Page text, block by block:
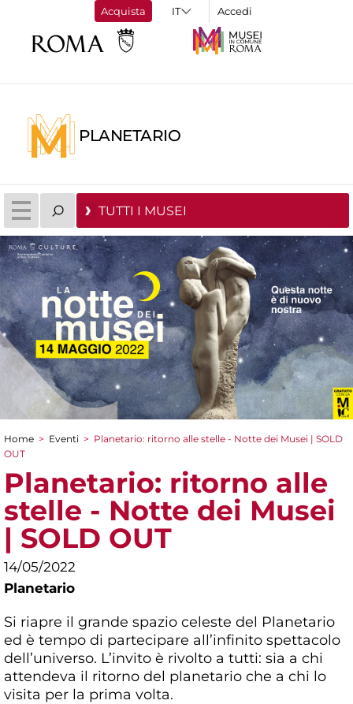
Acquista Accedi
PLANETARIO
TUTTI I MUSEI
Tu sei qui
Home > Eventi > Planetario: ritorno alle stelle - Notte dei Musei | SOLD
OUT
Planetario: ritorno alle
stelle - Notte dei Musei
| SOLD OUT
14/05/2022
Planetario
Si riapre il grande spazio celeste del Planetario
ed è tempo di partecipare all’infinito spettacolo
dell’universo. L’invito è rivolto a tutti: sia a chi
attendeva il ritorno del planetario che a chi lo
visita per la prima volta.